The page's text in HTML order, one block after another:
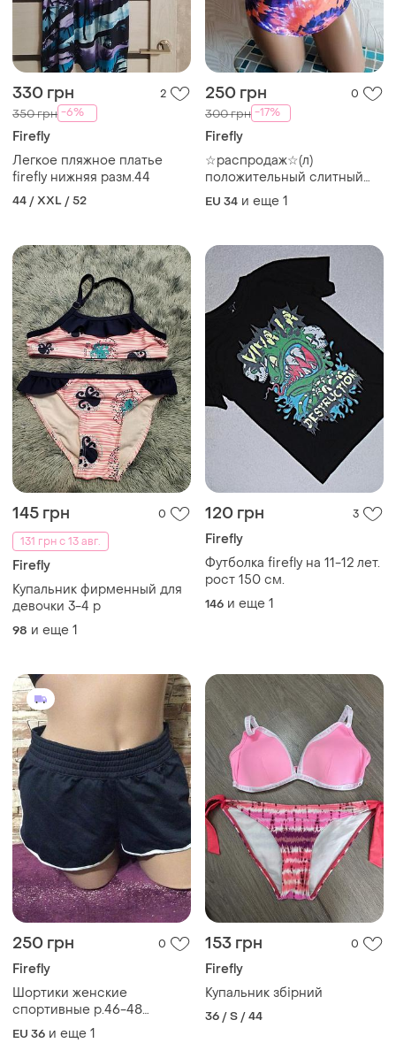
330 грн 2
350 грн -6%
Firefly
Легкое пляжное платье
firefly нижняя разм.44
44 / XXL / 52
250 грн 0
300 грн -17%
Firefly
☆распродаж☆(л)
положительный слитный
купальник от firefly
EU 34 и еще 1
145 грн
0
131 грн с 13 авг.
Firefly
Купальник фирменный для
девочки 3-4 р
98 и еще 1
120 грн 3
Firefly
Футболка firefly на 11-12 лет.
рост 150 см.
146 и еще 1
250 грн 0
Firefly
Шортики женские
спортивные р.46-48
короткие
EU 36 и еще 1
153 грн 0
Firefly
Купальник збірний
36 / S / 44